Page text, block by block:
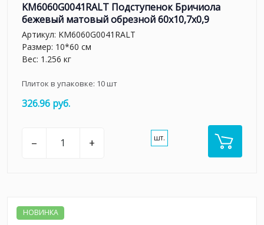
KM6060G0041RALT Подступенок Бричиола
бежевый матовый обрезной 60x10,7x0,9
Артикул: KM6060G0041RALT
Размер: 10*60 см
Вес: 1.256 кг
Плиток в упаковке: 10шт
326.96 руб.
– + шт.
НОВИНКА